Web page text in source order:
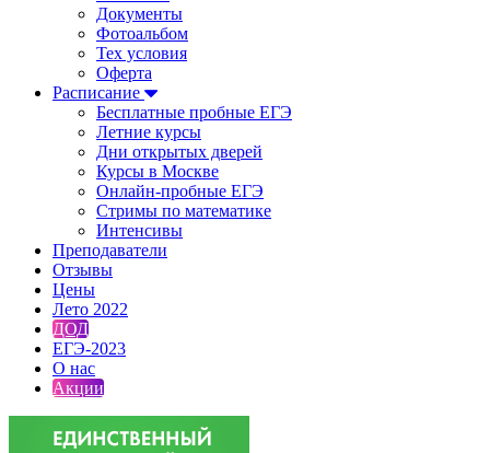
Документы
Фотоальбом
Тех условия
Оферта
Расписание
Бесплатные пробные ЕГЭ
Летние курсы
Дни открытых дверей
Курсы в Москве
Онлайн-пробные ЕГЭ
Стримы по математике
Интенсивы
Преподаватели
Отзывы
Цены
Лето 2022
ДОД
ЕГЭ-2023
О нас
Акции